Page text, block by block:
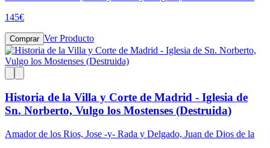
145€
Comprar Ver Producto
Historia de la Villa y Corte de Madrid - Iglesia de
Sn. Norberto, Vulgo los Mostenses (Destruida)
Amador de los Rios, Jose -y- Rada y Delgado, Juan de Dios de la